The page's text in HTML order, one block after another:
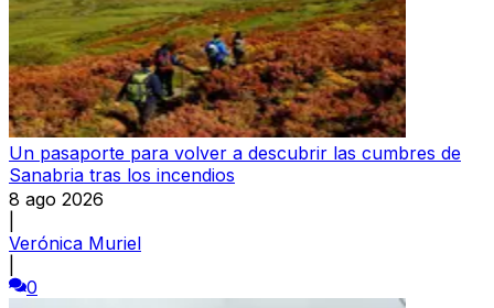
Un pasaporte para volver a descubrir las cumbres de
Sanabria tras los incendios
8 ago 2026
Verónica Muriel
0